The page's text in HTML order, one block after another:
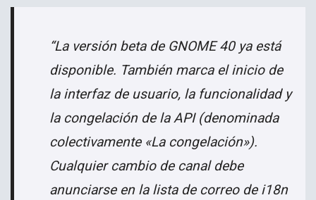
“La versión beta de GNOME 40 ya está
disponible. También marca el inicio de
la interfaz de usuario, la funcionalidad y
la congelación de la API (denominada
colectivamente «La congelación»).
Cualquier cambio de canal debe
anunciarse en la lista de correo de i18n